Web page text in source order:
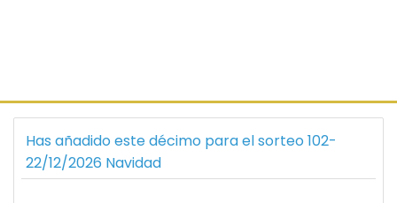
Has añadido este décimo para el sorteo 102-
22/12/2026 Navidad